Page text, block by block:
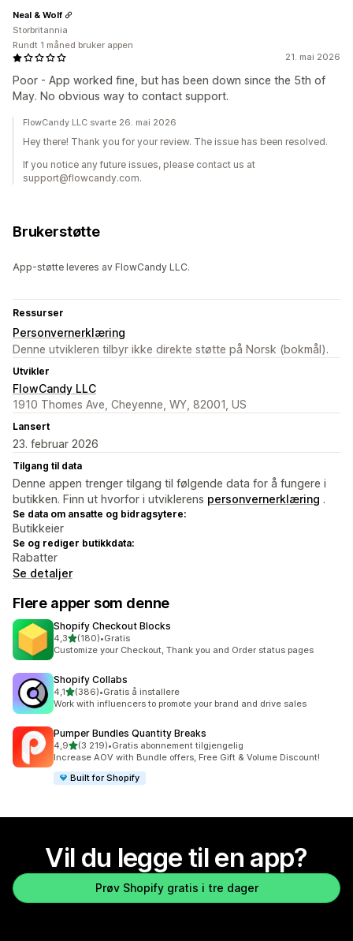
21. mai 2026
Poor - App worked fine, but has been down since the 5th of
May. No obvious way to contact support.
Neal & Wolf
Storbritannia
Rundt 1 måned bruker appen
FlowCandy LLC svarte 26. mai 2026
Hey there! Thank you for your review. The issue has been resolved.
If you notice any future issues, please contact us at
support@flowcandy.com.
Brukerstøtte
App-støtte leveres av FlowCandy LLC.
Ressurser
Personvernerklæring
Denne utvikleren tilbyr ikke direkte støtte på Norsk (bokmål).
Utvikler
FlowCandy LLC
1910 Thomes Ave, Cheyenne, WY, 82001, US
Lansert
23. februar 2026
Tilgang til data
Denne appen trenger tilgang til følgende data for å fungere i
butikken. Finn ut hvorfor i utviklerens personvernerklæring .
Se data om ansatte og bidragsytere:
Butikkeier
Se og rediger butikkdata:
Rabatter
Se detaljer
Flere apper som denne
Shopify Checkout Blocks
4,3av 5 stjerner
(180)
Totalt 180 omtaler
•Gratis
Customize your Checkout, Thank you and Order status pages
Shopify Collabs
4,1av 5 stjerner
(386)
Totalt 386 omtaler
•Gratis å installere
Work with influencers to promote your brand and drive sales
Pumper Bundles Quantity Breaks
4,9av 5 stjerner
(3 219)
Totalt 3219 omtaler
•Gratis abonnement tilgjengelig
Increase AOV with Bundle offers, Free Gift & Volume Discount!
Built for Shopify
Vil du legge til en app?
Prøv Shopify gratis i tre dager